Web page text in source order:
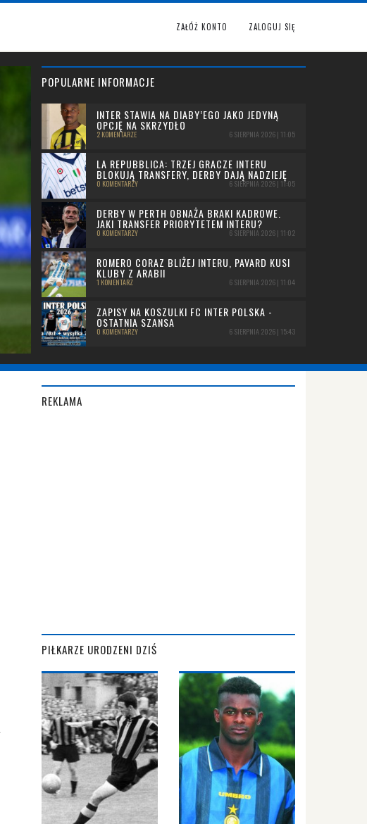
ZAŁÓŻ KONTO ZALOGUJ SIĘ
POPULARNE INFORMACJE
INTER STAWIA NA DIABY’EGO JAKO JEDYNĄ
OPCJĘ NA SKRZYDŁO
2 KOMENTARZE 6 SIERPNIA 2026 | 11:05
LA REPUBBLICA: TRZEJ GRACZE INTERU
BLOKUJĄ TRANSFERY, DERBY DAJĄ NADZIEJĘ
0 KOMENTARZY 6 SIERPNIA 2026 | 11:05
DERBY W PERTH OBNAŻA BRAKI KADROWE.
JAKI TRANSFER PRIORYTETEM INTERU?
0 KOMENTARZY 6 SIERPNIA 2026 | 11:02
ROMERO CORAZ BLIŻEJ INTERU, PAVARD KUSI
KLUBY Z ARABII
1 KOMENTARZ 6 SIERPNIA 2026 | 11:04
ZAPISY NA KOSZULKI FC INTER POLSKA -
OSTATNIA SZANSA
0 KOMENTARZY 6 SIERPNIA 2026 | 15:43
REKLAMA
PIŁKARZE URODZENI DZIŚ